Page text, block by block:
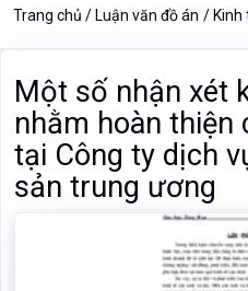
Trang chủ Luận văn đồ án Kinh
Một số nhận xét
nhằm hoàn thiện
tại Công ty dịch
sản trung ương